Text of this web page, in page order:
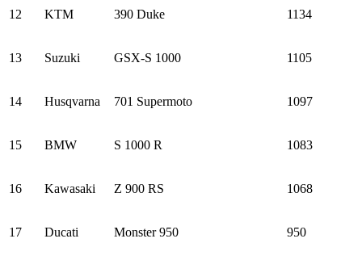
12 KTM 390 Duke 1134
13 Suzuki GSX-S 1000 1105
14 Husqvarna 701 Supermoto 1097
15 BMW S 1000 R 1083
16 Kawasaki Z 900 RS 1068
17 Ducati Monster 950 950